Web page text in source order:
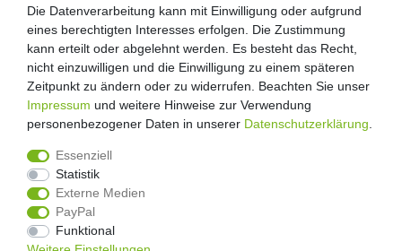
Zooheld Blog
Widerrufsrecht
Vertrag widerrufen
Geschäftsbedingungen
Impressum
Die Datenverarbeitung kann mit Einwilligung oder aufgrund
eines berechtigten Interesses erfolgen. Die Zustimmung
kann erteilt oder abgelehnt werden. Es besteht das Recht,
nicht einzuwilligen und die Einwilligung zu einem späteren
Zeitpunkt zu ändern oder zu widerrufen. Beachten Sie unser
Impressum und weitere Hinweise zur Verwendung
personenbezogener Daten in unserer Daten­schutz­erklärung
Essenziell
Statistik
Externe Medien
PayPal
Funktional
Die Datenverarbeitung kann mit Einwilligung oder aufgrund
eines berechtigten Interesses erfolgen. Die Zustimmung
kann erteilt oder abgelehnt werden. Es besteht das Recht,
nicht einzuwilligen und die Einwilligung zu einem späteren
Zeitpunkt zu ändern oder zu widerrufen. Beachten Sie unser
Impressum und weitere Hinweise zur Verwendung
personenbezogener Daten in unserer Daten­schutz­erklärung
Essenziell
Statistik
Externe Medien
PayPal
Funktional